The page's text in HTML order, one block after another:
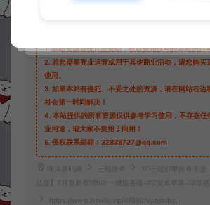
1.本站资源售价只是赞助，收取费用仅维持本站的日
2. 若您需要商业运营或用于其他商业活动，请您购买
使用。
3. 如果本站有侵犯、不妥之处的资源，请在网站右边
将会第一时间解决！
4. 本站提供的所有资源仅供参考学习使用，不存在任
业用途，请大家不要用于商用！
5. 侵权联系邮箱：32838727@qq.com
阿泽源码网 三端传奇
XO三端引擎传奇手游
品版】5月最新整理Win一键服务端+PC安卓苹果+详细
https://www.lyzwlkj.vip/47860/syzy/sdcq/